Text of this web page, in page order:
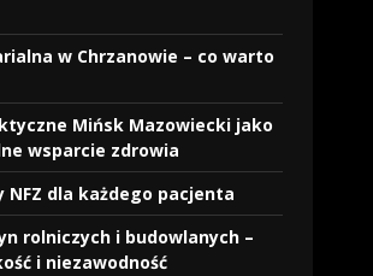
w Chrzanowie – co warto
Mińsk Mazowiecki jako
wsparcie zdrowia
NFZ dla każdego pacjenta
rolniczych i budowlanych –
i niezawodność